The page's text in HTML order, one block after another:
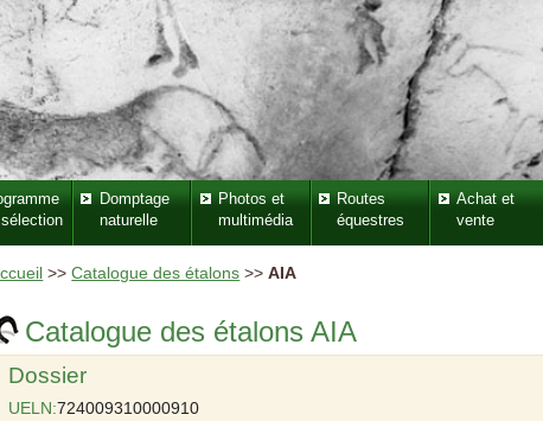
Domptage
naturelle
Photos et
multimédia
Routes
équestres
Achat et
vente
>>Catalogue des étalons >>AIA
Catalogue des étalons AIA
Dossier
UELN:724009310000910